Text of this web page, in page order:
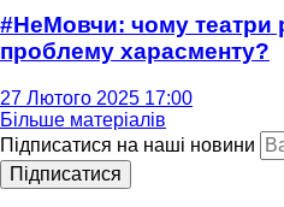
#НеМовчи: чому театри
проблему харасменту?
27 Лютого 2025 17:00
Більше матеріалів
Підписатися на наші новини
Підписатися